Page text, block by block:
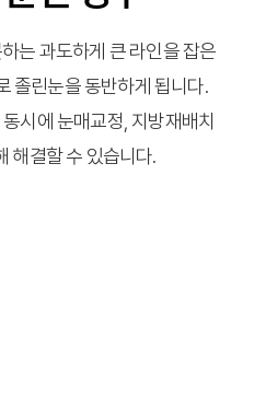
는 과도하게 큰 라인을 잡은
졸린눈을 동반하게 됩니다.
시에 눈매교정, 지방재배치
해결할 수 있습니다.